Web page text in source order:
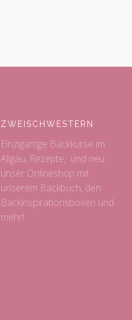
ZWEISCHWESTERN
Einzigartige Backkurse im
Allgäu, Rezepte, und neu:
unser Onlineshop mit
unserem Backbuch, den
Backinspirationsboxen und
mehr!